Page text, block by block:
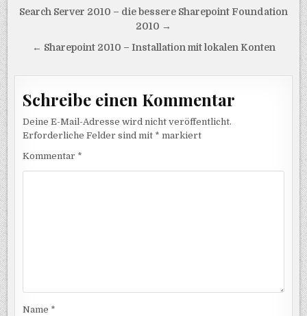
Beitragsnavigation
Search Server 2010 – die bessere Sharepoint Foundation
2010 →
← Sharepoint 2010 – Installation mit lokalen Konten
Schreibe einen Kommentar
Deine E-Mail-Adresse wird nicht veröffentlicht.
Erforderliche Felder sind mit * markiert
Kommentar *
Name *